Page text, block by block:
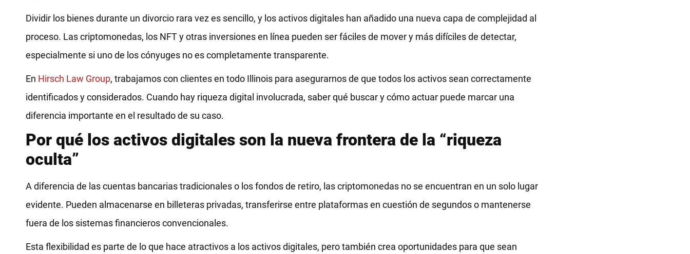
Dividir los bienes durante un divorcio rara vez es sencillo, y los activos digitales han añadido una nueva capa de complejidad al
proceso. Las criptomonedas, los NFT y otras inversiones en línea pueden ser fáciles de mover y más difíciles de detectar,
especialmente si uno de los cónyuges no es completamente transparente.
En Hirsch Law Group, trabajamos con clientes en todo Illinois para asegurarnos de que todos los activos sean correctamente
identificados y considerados. Cuando hay riqueza digital involucrada, saber qué buscar y cómo actuar puede marcar una
diferencia importante en el resultado de su caso.
Por qué los activos digitales son la nueva frontera de la “riqueza
oculta”
A diferencia de las cuentas bancarias tradicionales o los fondos de retiro, las criptomonedas no se encuentran en un solo lugar
evidente. Pueden almacenarse en billeteras privadas, transferirse entre plataformas en cuestión de segundos o mantenerse
fuera de los sistemas financieros convencionales.
Esta flexibilidad es parte de lo que hace atractivos a los activos digitales, pero también crea oportunidades para que sean